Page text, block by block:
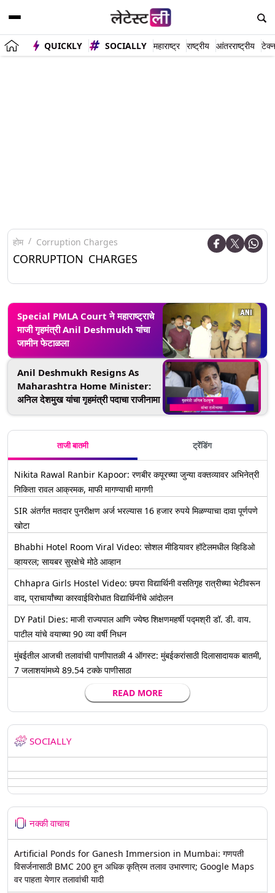
QUICKLY SOCIALLY महाराष्ट्र राष्ट्रीय आंतरराष्ट्रीय
होम Corruption Charges
CORRUPTION CHARGES
Special PMLA Court ने महाराष्ट्राचे
माजी गृहमंत्री Anil Deshmukh यांचा
जामीन फेटाळला
Anil Deshmukh Resigns As
Maharashtra Home Minister:
अनिल देशमुख यांचा गृहमंत्री पदाचा राजीनामा
ताजी बातमी ट्रेंडिंग
Nikita Rawal Ranbir Kapoor: रणबीर कपूरच्या जुन्या वक्तव्यावर अभिनेत्री
निकिता रावल आक्रमक, माफी मागण्याची मागणी
SIR अंतर्गत मतदार पुनरीक्षण अर्ज भरल्यास 16 हजार रुपये मिळण्याचा दावा पूर्णपणे
खोटा
Bhabhi Hotel Room Viral Video: सोशल मीडियावर हॉटेलमधील व्हिडिओ
व्हायरल; सायबर सुरक्षेचे मोठे आव्हान
Chhapra Girls Hostel Video: छपरा विद्यार्थिनी वसतिगृह रात्रीच्या भेटीवरून
वाद, प्राचार्यांच्या कारवाईविरोधात विद्यार्थिनींचे आंदोलन
DY Patil Dies: माजी राज्यपाल आणि ज्येष्ठ शिक्षणमहर्षी पद्मश्री डॉ. डी. वाय.
पाटील यांचे वयाच्या 90 व्या वर्षी निधन
मुंबईतील आजची तलावांची पाणीपातळी 4 ऑगस्ट: मुंबईकरांसाठी दिलासादायक बातमी,
7 जलाशयांमध्ये 89.54 टक्के पाणीसाठा
READ MORE
SOCIALLY
नक्की वाचाच
Artificial Ponds for Ganesh Immersion in Mumbai: गणपती
विसर्जनासाठी BMC 200 हून अधिक कृत्रिम तलाव उभारणार; Google Maps
वर पाहता येणार तलावांची यादी